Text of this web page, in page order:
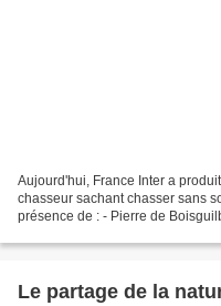
Aujourd'hui, France Inter a
chasseur sachant chasser sans
présence de : - Pierre de
Le partage de la